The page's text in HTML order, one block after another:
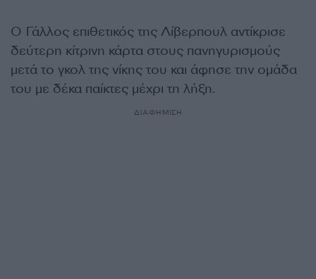
Ο Γάλλος επιθετικός της Λίβερπουλ αντίκρισε
δεύτερη κίτρινη κάρτα στους πανηγυρισμούς
μετά το γκολ της νίκης του και άφησε την ομάδα
του με δέκα παίκτες μέχρι τη λήξη.
ΔΙΑΦΗΜΙΣΗ